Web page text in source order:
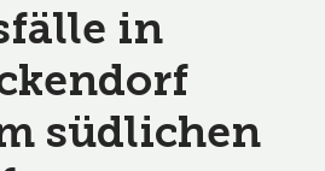
in
südlichen